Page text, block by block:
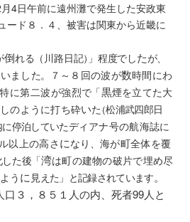
4日午前に遠州灘で発生した安政東
ード８．４、被害は関東から近畿に
倒れる （ 川路日記） 」程度でしたが、
いまし た。 ７～ ８ 回の波が数時間にわ
に第二波が強烈で「黒煙を立てた大
のように打ち砕いた（松浦武四郎日
停泊していたディ アナ号の航海誌に
以上の高さ にな り 、海が町全体を覆
た後 「湾は町の建物の破片で埋め尽
う に 見えた」と記録されています。
３，８５１人の内、死者99人と